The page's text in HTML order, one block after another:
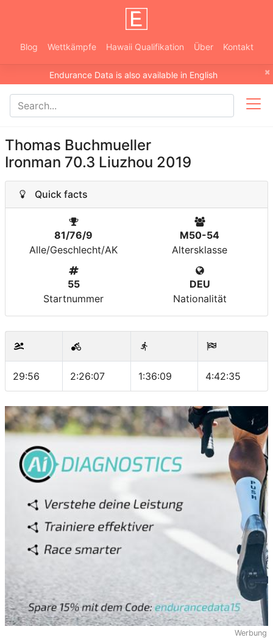
Blog Wettkämpfe Hawaii Qualifikation Über Kontakt
×
Endurance Data is also available in English
Thomas Buchmueller
Ironman 70.3 Liuzhou 2019
Quick facts
81/76/9
Alle/Geschlecht/AK
M50-54
Altersklasse
55
Startnummer
DEU
Nationalität
29:56 2:26:07 1:36:09 4:42:35
Werbung